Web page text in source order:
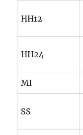
HH12
HH24
MI
SS